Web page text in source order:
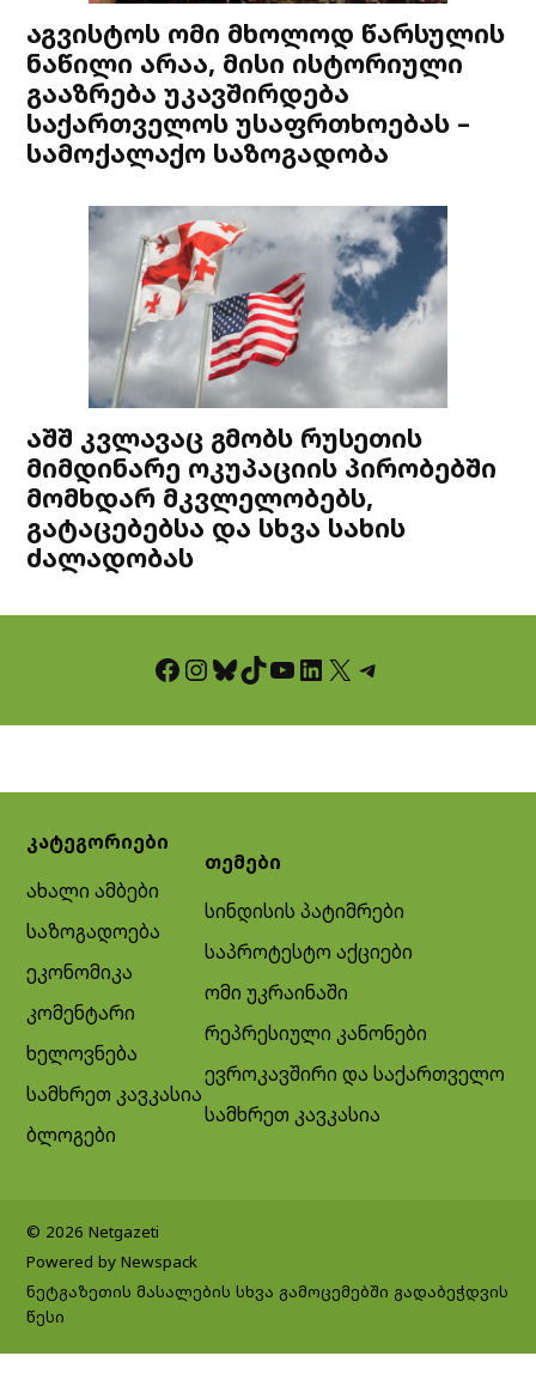
აგვისტოს ომი მხოლოდ წარსულის
ნაწილი არაა, მისი ისტორიული
გააზრება უკავშირდება
საქართველოს უსაფრთხოებას –
სამოქალაქო საზოგადობა
აშშ კვლავაც გმობს რუსეთის
მიმდინარე ოკუპაციის პირობებში
მომხდარ მკვლელობებს,
გატაცებებსა და სხვა სახის
ძალადობას
Facebook InstagramBluesky TikTok YouTube LinkedIn X Telegram
კატეგორიები
ახალი ამბები
საზოგადოება
ეკონომიკა
კომენტარი
ხელოვნება
სამხრეთ კავკასია
ბლოგები
თემები
სინდისის პატიმრები
საპროტესტო აქციები
ომი უკრაინაში
რეპრესიული კანონები
ევროკავშირი და საქართველო
სამხრეთ კავკასია
© 2026 Netgazeti
Powered by Newspack
ნეტგაზეთის მასალების სხვა გამოცემებში გადაბეჭდვის
წესი